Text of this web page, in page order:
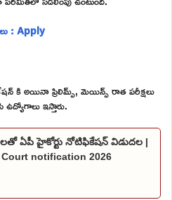
: Apply
కి అయినా ప్రిలిమ్స్, మెయిన్స్ రాత పరీక్షలు
ఇస్తారు.
ఏపీ హైకోర్టు నోటిఫికేషన్ విడుదల |
Court notification 2026